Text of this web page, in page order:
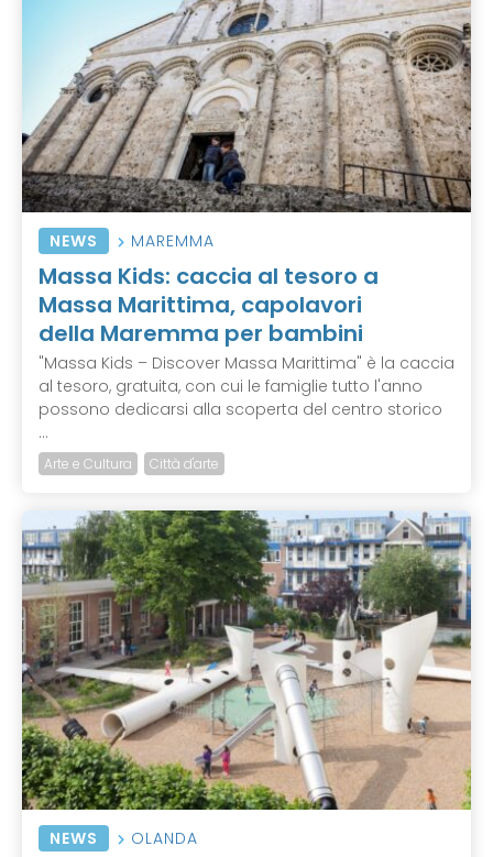
NEWS MAREMMA
Massa Kids: caccia al tesoro a
Massa Marittima, capolavori
della Maremma per bambini
"Massa Kids – Discover Massa Marittima" è la caccia
al tesoro, gratuita, con cui le famiglie tutto l'anno
possono dedicarsi alla scoperta del centro storico
...
Arte e Cultura Città d'arte
NEWS OLANDA